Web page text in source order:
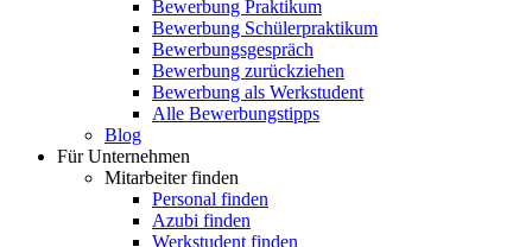
Bewerbung Praktikum
Bewerbung Schülerpraktikum
Bewerbungsgespräch
Bewerbung zurückziehen
Bewerbung als Werkstudent
Alle Bewerbungstipps
Blog
Für Unternehmen
Mitarbeiter finden
Personal finden
Azubi finden
Werkstudent finden